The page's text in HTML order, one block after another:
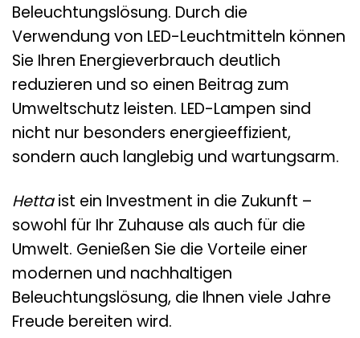
Beleuchtungslösung. Durch die
Verwendung von LED-Leuchtmitteln können
Sie Ihren Energieverbrauch deutlich
reduzieren und so einen Beitrag zum
Umweltschutz leisten. LED-Lampen sind
nicht nur besonders energieeffizient,
sondern auch langlebig und wartungsarm.
Hettaist ein Investment in die Zukunft –
sowohl für Ihr Zuhause als auch für die
Umwelt. Genießen Sie die Vorteile einer
modernen und nachhaltigen
Beleuchtungslösung, die Ihnen viele Jahre
Freude bereiten wird.